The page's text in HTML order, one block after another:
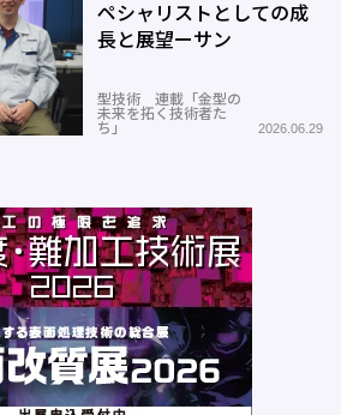
ペシャリストとしての成
長と展望ーサン
型技術 連載「金型の
未来を拓く技術者た
ち」
2026.06.29